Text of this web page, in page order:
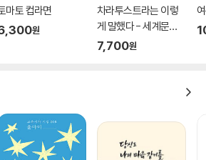
운 그 순간을 시인이 의도한 온전한 형태로
마토 컵라면
원
차라투스트라는 이렇
게 말했다 - 세계문학
전집 094
7,700원